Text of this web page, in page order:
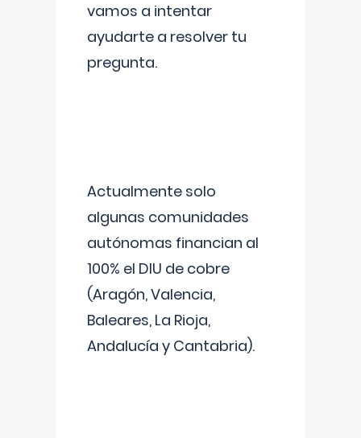
vamos a intentar
ayudarte a resolver tu
pregunta.
Actualmente solo
algunas comunidades
autónomas financian al
100% el DIU de cobre
(Aragón, Valencia,
Baleares, La Rioja,
Andalucía y Cantabria).